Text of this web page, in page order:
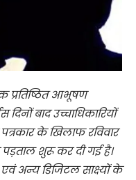
प्रतिष्ठित आभूषण
बाद उच्चाधिकारियों
के खिलाफ रविवार
शुरू कर दी गई है।
अन्य डिजिटल साक्ष्यों के